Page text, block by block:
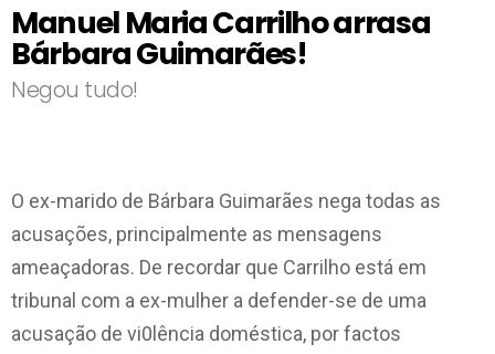
Manuel Maria Carrilho arrasa
Bárbara Guimarães!
Negou tudo!
O ex-marido de Bárbara Guimarães nega todas as
acusações, principalmente as mensagens
ameaçadoras. De recordar que Carrilho está em
tribunal com a ex-mulher a defender-se de uma
acusação de vi0lência doméstica, por factos